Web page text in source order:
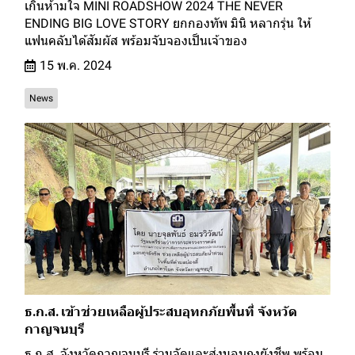
เกินห้ามใจ MINI ROADSHOW 2024 THE NEVER
ENDING BIG LOVE STORY ยกกองทัพ มินิ หลากรุ่น ให้
แฟนคลับได้สัมผัส พร้อมจับจองเป็นเจ้าของ
15 พ.ค. 2024
News
ธ.ก.ส. เข้าช่วยเหลือผู้ประสบอุทกภัยพื้นที่ จังหวัด
กาญจนบุรี